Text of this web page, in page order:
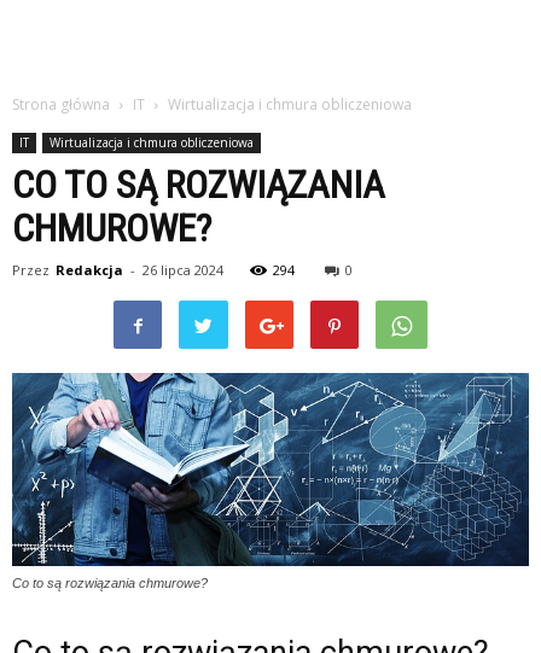
Strona główna IT Wirtualizacja i chmura obliczeniowa
IT Wirtualizacja i chmura obliczeniowa
CO TO SĄ ROZWIĄZANIA
CHMUROWE?
Przez Redakcja - 26 lipca 2024 294 0
Co to są rozwiązania chmurowe?